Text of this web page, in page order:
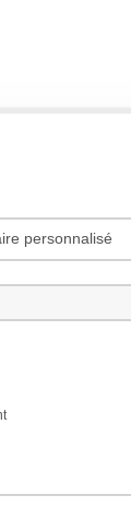
personnalisé